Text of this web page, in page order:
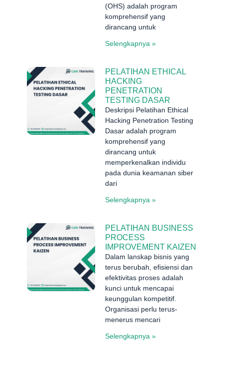
(OHS) adalah program
komprehensif yang
dirancang untuk
Selengkapnya »
PELATIHAN ETHICAL
HACKING
PENETRATION
TESTING DASAR
Deskripsi Pelatihan Ethical
Hacking Penetration Testing
Dasar adalah program
komprehensif yang
dirancang untuk
memperkenalkan individu
pada dunia keamanan siber
dari
Selengkapnya »
PELATIHAN BUSINESS
PROCESS
IMPROVEMENT KAIZEN
Dalam lanskap bisnis yang
terus berubah, efisiensi dan
efektivitas proses adalah
kunci untuk mencapai
keunggulan kompetitif.
Organisasi perlu terus-
menerus mencari
Selengkapnya »